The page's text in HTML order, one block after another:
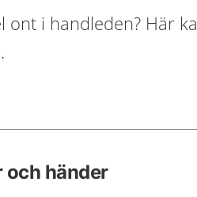
ont i handleden? Här
och händer